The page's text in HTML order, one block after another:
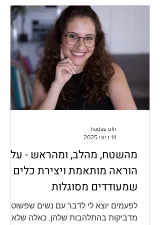
מהשטח, מהלב, ומהראש - על
הוראה מותאמת ויצירת כלים
שמעודדים מסוגלות
לפעמים יוצא לי לדבר עם נשים שפשוט
מדביקות בהתלהבות שלהן. כאלה שלא רק
hadas ofir
14 ביוני 2025